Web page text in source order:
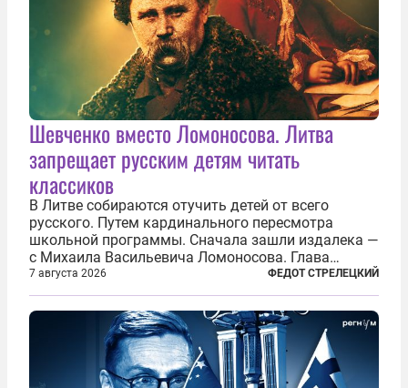
Шевченко вместо Ломоносова. Литва
запрещает русским детям читать
классиков
В Литве собираются отучить детей от всего
русского. Путем кардинального пересмотра
школьной программы. Сначала зашли издалека —
с Михаила Васильевича Ломоносова. Глава
правительства Литвы Миндаугас Синкявичюс
предложил исключить его тексты из программ
общего образования. Мотивировал он это тем,
7 августа 2026 ФЕДОТ СТРЕЛЕЦКИЙ